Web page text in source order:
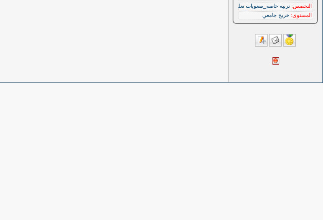
التخصص: تربيه خاصه_صعوبات تعلم
المستوى: خريج جامعي